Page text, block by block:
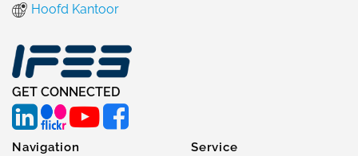
Hoofd Kantoor
GET CONNECTED
Navigation Service